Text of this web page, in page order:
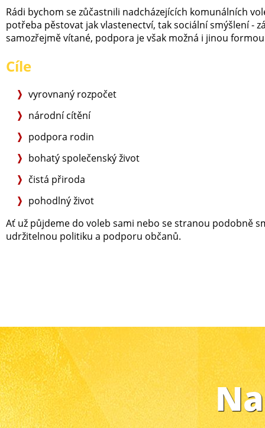
Rádi bychom se zůčastnili nadcházejících komunálních
potřeba pěstovat jak vlastenectví, tak sociální smýšlení -
samozřejmě vítané, podpora je však možná i jinou
Cíle
vyrovnaný rozpočet
národní cítění
podpora rodin
bohatý společenský život
čistá přiroda
pohodlný život
Ať už půjdeme do voleb sami nebo se stranou podobně
udržitelnou politiku a podporu občanů.